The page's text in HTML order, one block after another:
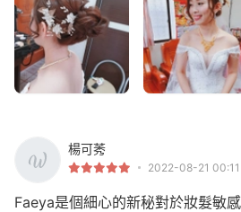
楊可莠
2022-08-21 00:11
Faeya是個細心的新秘對於妝髮敏